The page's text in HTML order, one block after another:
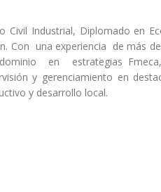
Civil Industrial, Diplomado en
Con una experiencia de más
en estrategias Fmeca,
y gerenciamiento en
y desarrollo local.